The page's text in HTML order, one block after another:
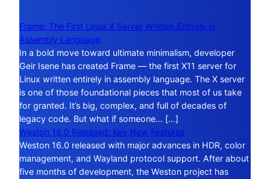
Frame: The First Linux X Server Written Entirely in
Assembly Language
In a bold move toward ultimate minimalism, developer
Geir Isene has created Frame — the first X11 server for
Linux written entirely in assembly language. The X server
is one of those foundational pieces that most of us take
for granted. It’s big, complex, and full of decades of
legacy code. But what if someone… […]
Weston 16.0 Released: Key New Features
Weston 16.0 released with major advances in HDR, color
management, and Wayland protocol support. After about
five months of development, the Weston project has